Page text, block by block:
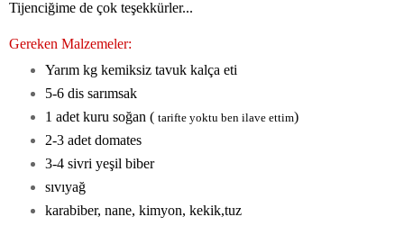
Tijenciğime de çok teşekkürler...
Gereken Malzemeler:
Yarım kg kemiksiz tavuk kalça eti
5-6 dis sarımsak
1 adet kuru soğan ( tarifte yoktu ben ilave ettim)
2-3 adet domates
3-4 sivri yeşil biber
sıvıyağ
karabiber, nane, kimyon, kekik,tuz